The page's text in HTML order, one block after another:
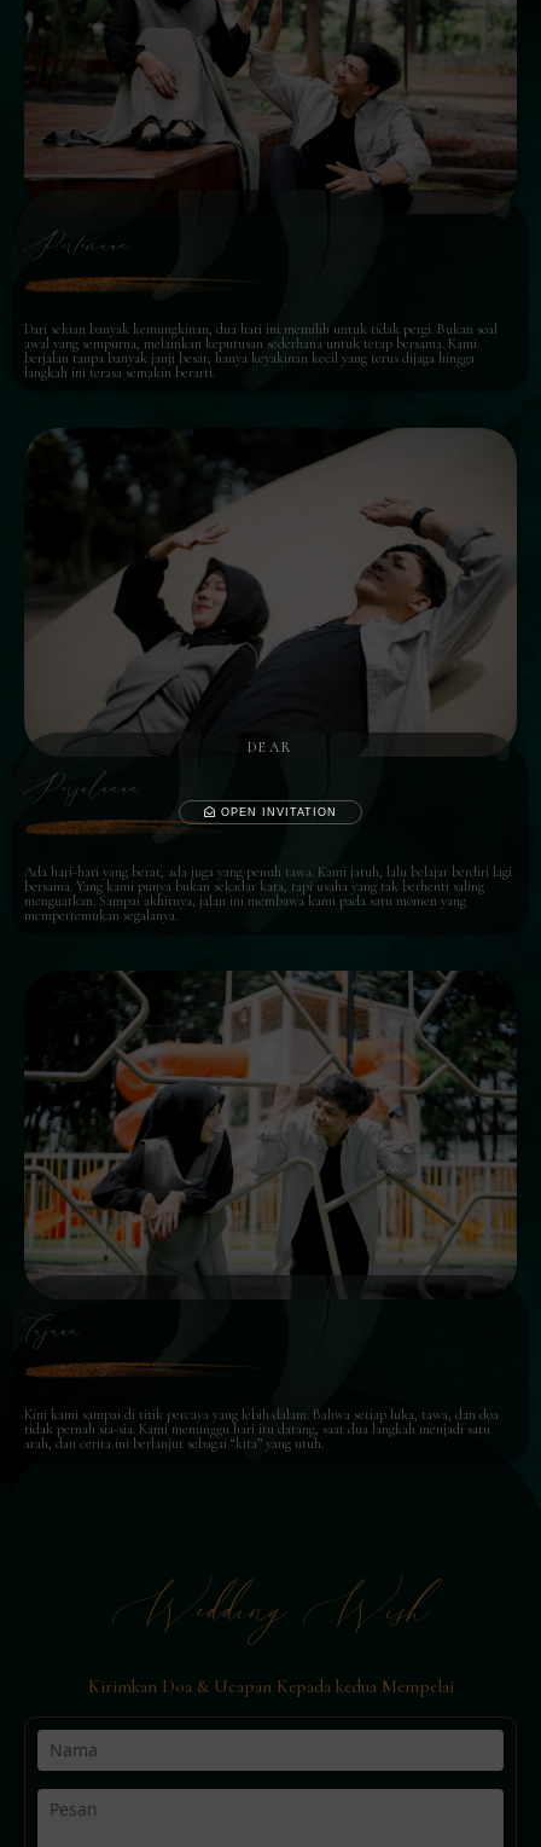
Pertemuan
Dari sekian banyak kemungkinan, dua hati ini memilih untuk tidak pergi. Bukan soal
awal yang sempurna, melainkan keputusan sederhana untuk tetap bersama. Kami
berjalan tanpa banyak janji besar, hanya keyakinan kecil yang terus dijaga hingga
langkah ini terasa semakin berarti.
Perjalanan
Ada hari-hari yang berat, ada juga yang penuh tawa. Kami jatuh, lalu belajar berdiri lagi
bersama. Yang kami punya bukan sekadar kata, tapi usaha yang tak berhenti saling
menguatkan. Sampai akhirnya, jalan ini membawa kami pada satu momen yang
mempertemukan segalanya.
Tujuan
Kini kami sampai di titik percaya yang lebih dalam. Bahwa setiap luka, tawa, dan doa
tidak pernah sia-sia. Kami menunggu hari itu datang, saat dua langkah menjadi satu
arah, dan cerita ini berlanjut sebagai “kita” yang utuh.
Wedding Wish
Kirimkan Doa & Ucapan Kepada kedua Mempelai
DEAR
OPEN INVITATION